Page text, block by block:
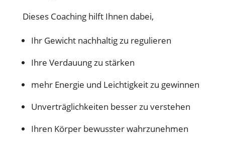
Dieses Coaching hilft Ihnen dabei,
Ihr Gewicht nachhaltig zu regulieren
Ihre Verdauung zu stärken
mehr Energie und Leichtigkeit zu gewinnen
Unverträglichkeiten besser zu verstehen
Ihren Körper bewusster wahrzunehmen